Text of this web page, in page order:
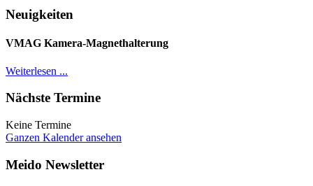
Neuigkeiten
VMAG Kamera-Magnethalterung
Weiterlesen ...
Nächste Termine
Keine Termine
Ganzen Kalender ansehen
Meido Newsletter